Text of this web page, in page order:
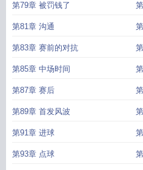
第79章 被罚钱了
第81章 沟通
第83章 赛前的对抗
第85章 中场时间
第87章 赛后
第89章 首发风波
第91章 进球
第93章 点球